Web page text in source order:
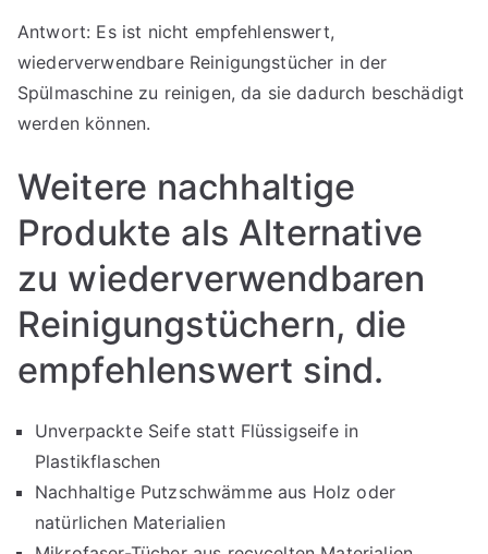
Antwort: Es ist nicht empfehlenswert,
wiederverwendbare Reinigungstücher in der
Spülmaschine zu reinigen, da sie dadurch beschädigt
werden können.
Weitere nachhaltige
Produkte als Alternative
zu wiederverwendbaren
Reinigungstüchern, die
empfehlenswert sind.
Unverpackte Seife statt Flüssigseife in
Plastikflaschen
Nachhaltige Putzschwämme aus Holz oder
natürlichen Materialien